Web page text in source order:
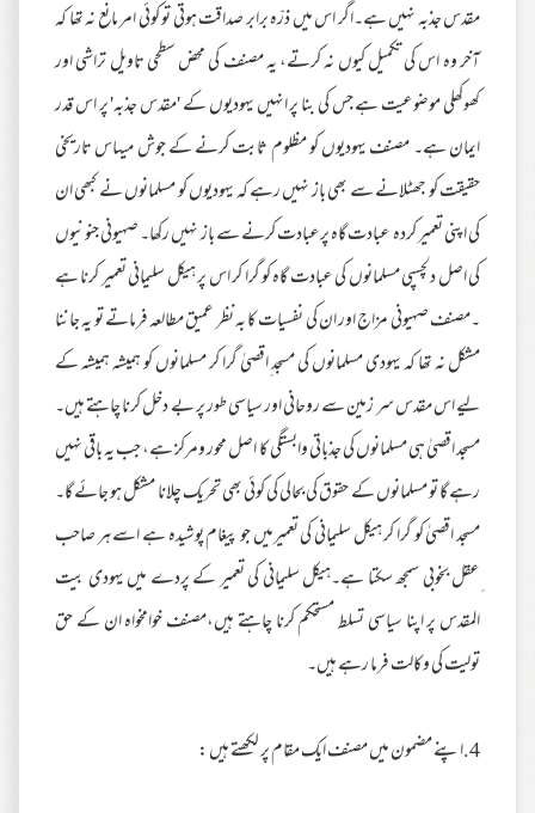
مقدس جذبہ نہیں ہے۔اگر اس میں ذرّہ برابر صداقت ہوتی تو کوئی امر مانع نہ تھا کہ
آخر وہ اس کی تکمیل کیوں نہ کرتے، یہ مصنف کی محض سطحی تاویل تراشی اور
کھوکھلی موضوعیت ہے جس کی بنا پر انہیں یہودیوں کے 'مقدس جذبہ' پر اس قدر
ایمان ہے۔ مصنف یہودیوں کو مظلوم ثابت کرنے کے جوش میںاس تاریخی
حقیقت کو جھٹلانے سے بھی باز نہیں رہے کہ یہودیوں کو مسلمانوں نے کبھی ان
کی اپنی تعمیر کردہ عبادت گاہ پرعبادت کرنے سے باز نہیں رکھا۔ صہیونی جنونیوں
کی اصل دلچسپی مسلمانوں کی عبادت گاہ کو گرا کر اس پر ہیکل سلیمانی تعمیر کرنا ہے
۔مصنف صہیونی مزاج اور ان کی نفسیات کا بہ نظر عمیق مطالعہ فرماتے تو یہ جاننا
مشکل نہ تھا کہ یہودی مسلمانوں کی مسجد ِاقصیٰ گرا کر مسلمانوں کو ہمیشہ ہمیشہ کے
لیے اس مقدس سر زمین سے روحانی اور سیاسی طور پر بے دخل کرنا چاہتے ہیں۔
مسجد اقصیٰ ہی مسلمانوں کی جذباتی وابستگی کا اصل محور ومرکز ہے، جب یہ باقی نہیں
رہے گا تو مسلمانوں کے حقوق کی بحالی کی کوئی بھی تحریک چلانا مشکل ہو جائے گا۔
مسجد اقصیٰ کو گرا کر ہیکل سلیمانی کی تعمیرمیں جو پیغام پوشیدہ ہے اسے ہر صاحب
ِعقل بخوبی سمجھ سکتا ہے۔ہیکل سلیمانی کی تعمیر کے پردے میں یہودی بیت
المقدس پر اپنا سیاسی تسلط مستحکم کرنا چاہتے ہیں،مصنف خوامخواہ ان کے حق
تولیت کی وکالت فرما رہے ہیں۔
4.اپنے مضمون میں مصنف ایک مقام پر لکھتے ہیں :